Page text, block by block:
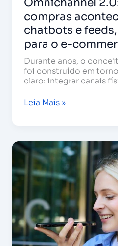
Omnichannel
compras
chatbots e
para o e-
Durante anos, o
foi construído em
claro: integrar canais
Leia Mais »
GPT-
Live:
que
evolução
da
voz
do
ChatGPT